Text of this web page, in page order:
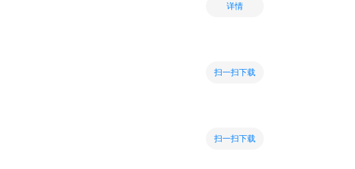
详情
扫一扫下载
扫一扫下载